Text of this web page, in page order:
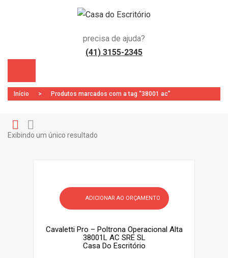
precisa de ajuda?
(41) 3155-2345
Início > Produtos marcados com a tag “38001 ac”
Exibindo um único resultado
ADICIONAR AO ORÇAMENTO
Cavaletti Pro – Poltrona Operacional Alta
38001L AC SRE SL
Casa Do Escritório